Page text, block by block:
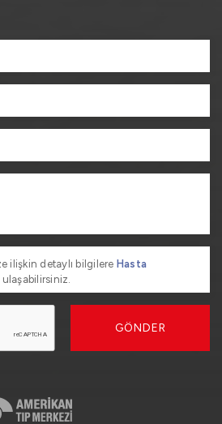
ilişkin detaylı bilgilere Hasta
ulaşabilirsiniz.
GÖNDER